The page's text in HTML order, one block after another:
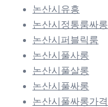
논산시유흥
논산시정통룸싸롱
논산시퍼블릭룸
논산시풀사롱
논산시풀살롱
논산시풀싸롱
논산시풀싸롱가격